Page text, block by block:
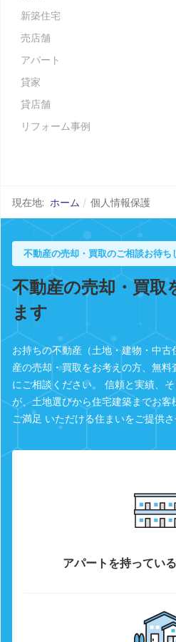
新築住宅
売店舗
アパート
貸家
貸店舗
リフォーム事例
現在地: ホーム 個人情報保護
不動産の売却・買取のご相談お待ち
不動産の売却・買取
ます
お持ちの不動産（土地・建物・中
産の売却・買取をお考えの方、無
にご相談ください。 信頼と実績、
が、土地選びから住宅建築までお客
ご満足 いただける住まいをご提供さ
アパートを持ってい